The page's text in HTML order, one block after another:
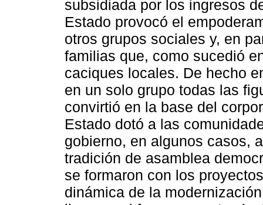
subsidiada por los ingresos
Estado provocó el
otros grupos sociales y, en
familias que, como sucedió
caciques locales. De hecho
en un solo grupo todas las
convirtió en la base del
Estado dotó a las
gobierno, en algunos casos,
tradición de asamblea
se formaron con los
dinámica de la